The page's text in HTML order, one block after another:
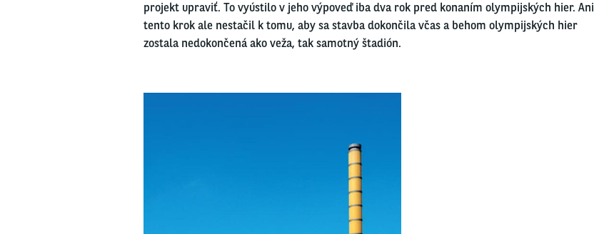
projekt upraviť. To vyústilo v jeho výpoveď iba dva rok pred konaním olympijských hier. Ani
tento krok ale nestačil k tomu, aby sa stavba dokončila včas a behom olympijských hier
zostala nedokončená ako veža, tak samotný štadión.